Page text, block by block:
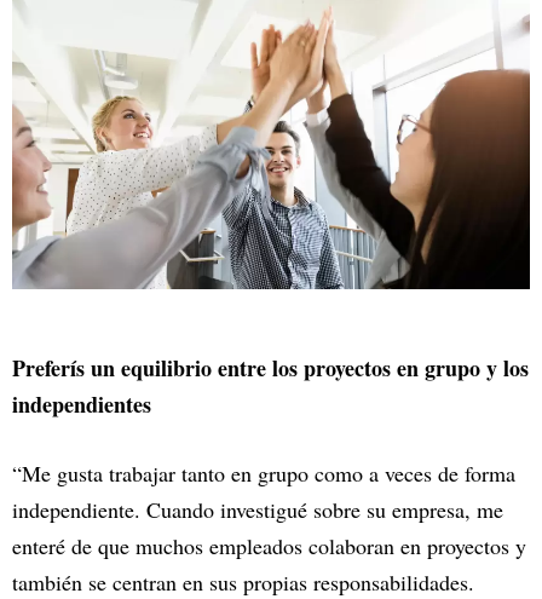
Preferís un equilibrio entre los proyectos en grupo y los
independientes
“Me gusta trabajar tanto en grupo como a veces de forma
independiente. Cuando investigué sobre su empresa, me
enteré de que muchos empleados colaboran en proyectos y
también se centran en sus propias responsabilidades.